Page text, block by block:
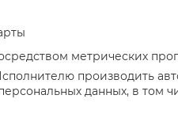
метрических
производить
данных, в том